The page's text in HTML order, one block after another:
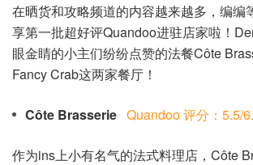
在晒货和攻略频道的内容越来越多，编编
享第一批超好评Quandoo进驻店家啦！
眼金睛的小主们纷纷点赞的法餐Côte
Fancy Crab这两家餐厅！
Côte Brasserie Quandoo 评分：5.5/
作为ins上小有名气的法式料理店，Côte